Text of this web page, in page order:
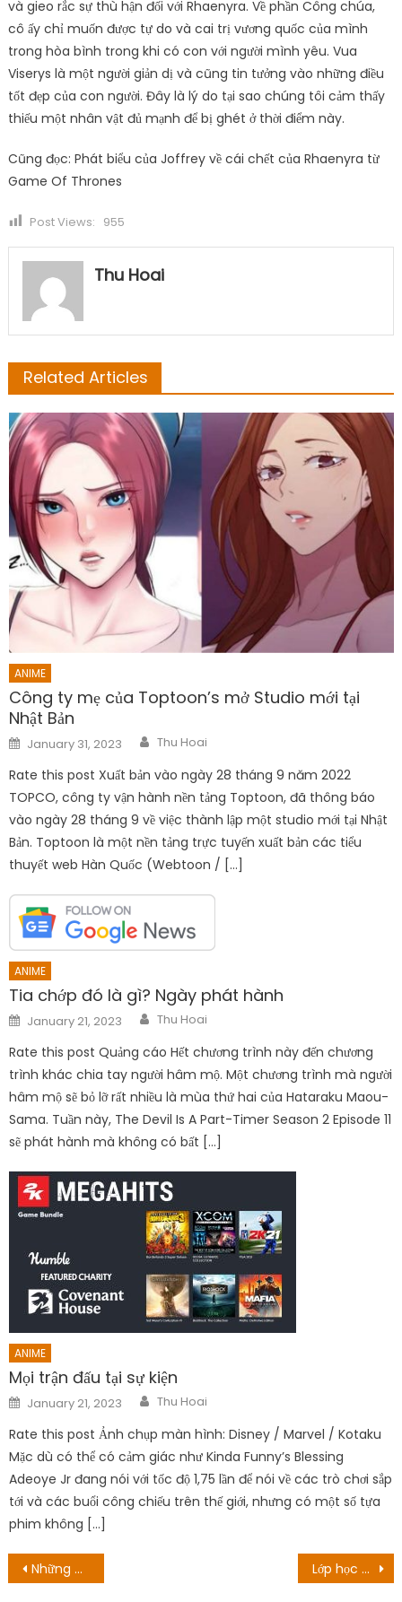
và gieo rắc sự thù hận đối với Rhaenyra. Về phần Công chúa,
cô ấy chỉ muốn được tự do và cai trị vương quốc của mình
trong hòa bình trong khi có con với người mình yêu. Vua
Viserys là một người giản dị và cũng tin tưởng vào những điều
tốt đẹp của con người. Đây là lý do tại sao chúng tôi cảm thấy
thiếu một nhân vật đủ mạnh để bị ghét ở thời điểm này.
Cũng đọc: Phát biểu của Joffrey về cái chết của Rhaenyra từ
Game Of Thrones
Post Views: 955
Thu Hoai
Related Articles
ANIME
Công ty mẹ của Toptoon’s mở Studio mới tại
Nhật Bản
Posted
on
January 31, 2023 Author
Thu Hoai
Rate this post Xuất bản vào ngày 28 tháng 9 năm 2022
TOPCO, công ty vận hành nền tảng Toptoon, đã thông báo
vào ngày 28 tháng 9 về việc thành lập một studio mới tại Nhật
Bản. Toptoon là một nền tảng trực tuyến xuất bản các tiểu
thuyết web Hàn Quốc (Webtoon / […]
ANIME
Tia chớp đó là gì? Ngày phát hành
Posted
on
January 21, 2023 Author
Thu Hoai
Rate this post Quảng cáo Hết chương trình này đến chương
trình khác chia tay người hâm mộ. Một chương trình mà người
hâm mộ sẽ bỏ lỡ rất nhiều là mùa thứ hai của Hataraku Maou-
Sama. Tuần này, The Devil Is A Part-Timer Season 2 Episode 11
sẽ phát hành mà không có bất […]
ANIME
Mọi trận đấu tại sự kiện
Posted
on
January 21, 2023 Author
Thu Hoai
Rate this post Ảnh chụp màn hình: Disney / Marvel / Kotaku
Mặc dù có thể có cảm giác như Kinda Funny’s Blessing
Adeoye Jr đang nói với tốc độ 1,75 lần để nói về các trò chơi sắp
tới và các buổi công chiếu trên thế giới, nhưng có một số tựa
phim không […]
Post
Những chiếc nhẫn của Quyền năng Tập 6 Trứng Phục sinh: Cái chết của Sauron, Đôi mắt và Truyền thống của Yêu tinh Lớp học kín – Chương 134: Jurie và Daeho